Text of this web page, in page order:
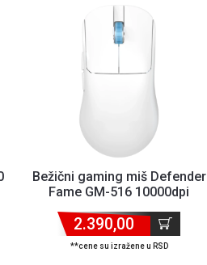
Bežični gaming miš Defender
Fame GM-516 10000dpi
2.390,00
**cene su izražene u RSD